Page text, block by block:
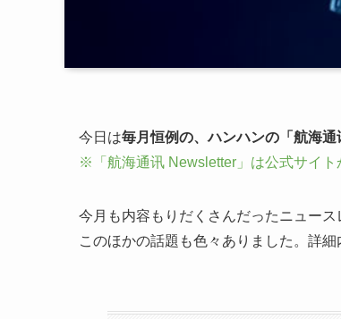
今日は毎月恒例の、ハンハンの「航海
※「航海通讯 Newsletter」は公式サイト
今月も内容もりだくさんだったニュース
このほかの話題も色々ありました。詳